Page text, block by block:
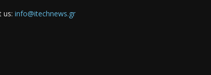
us: info@itechnews.gr